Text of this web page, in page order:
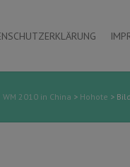
2010 in China > Hohote >